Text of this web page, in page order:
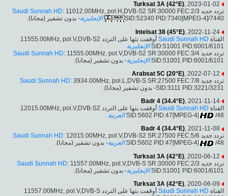
Turksat 3A (42°E), 2023-01-02
تردد جديد
Saudi Sunnah HD: 11012.00MHz, pol.H,DVB-S2 SR:30000 FEC:2/3
SID:52340 PID:7340[MPEG-4]/7440
الإنجليزية- بدون تشفير (مجانا).
Intelsat 38 (45°E), 2022-11-24
القناة Saudi Sunnah HD
أوقفت بثها على التردد 11555.00MHz, pol.V,DVB-S2
SID:51001 PID:6001/6101 الإنجليزية
تردد جديد
Saudi Sunnah HD: 11555.00MHz, pol.V,DVB-S2 SR:30000 FEC:3/4
SID:51001 PID:6001/6101 الإنجليزية- بدون تشفير (مجانا).
Arabsat 5C (20°E), 2022-07-12
تردد جديد
Saudi Sunnah HD: 3934.00MHz, pol.L,DVB-S SR:27500 FEC:7/8
SID:3111 PID:3221/3231- بدون تشفير (مجانا).
Badr 4 (34.4°E), 2021-11-14
القناة Saudi Sunnah HD
أوقفت بثها على التردد 12015.00MHz, pol.V,DVB-S2
SID:5602 PID:47[MPEG-4]
/48
العربية
Badr 4 (34.4°E), 2021-11-08
تردد جديد
Saudi Sunnah HD: 12015.00MHz, pol.V,DVB-S2 SR:27500 FEC:5/6
SID:5602 PID:47[MPEG-4]
/48 العربية- بدون تشفير (مجانا).
Turksat 3A (42°E) , 2020-06-12
تردد جديد
Saudi Sunnah HD: 11557.00MHz, pol.V,DVB-S SR:30000 FEC:2/3
SID:51001 PID:6001/6101 الإنجليزية- بدون تشفير (مجانا).
Turksat 3A (42°E) , 2020-06-09
القناة Saudi Sunnah HD
أوقفت بثها على التردد 11557.00MHz, pol.V,DVB-S